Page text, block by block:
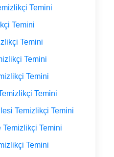
Temini
Temini
Temini
Temini
Temini
Temini
Temizlikçi Temini
Temini
Temini